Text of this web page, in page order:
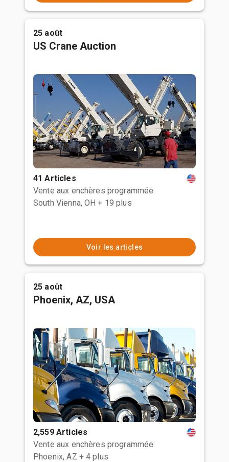
25 août
US Crane Auction
41 Articles
Vente aux enchères programmée
South Vienna, OH + 19 plus
Voir les articles
25 août
Phoenix, AZ, USA
2,559 Articles
Vente aux enchères programmée
Phoenix, AZ + 4 plus